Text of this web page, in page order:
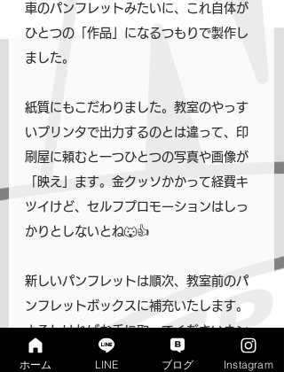
車のパンフレットみたいに、これ自体が
ひとつの「作品」になるつもりで製作し
ました。
紙質にもこだわりました。教室のやっす
いプリンタで出力するのとは違って、印
刷屋に頼むと一つひとつの写真や画像が
「映え」ます。金クッソかかって経費キ
ツイけど、セルフプロモーションはしっ
かりとしないとね🐺👍️
新しいパンフレットは順次、教室前のパ
ンフレットボックスに補充いたします。
よろしければお手に取ってくださいネン
🎵
ホーム LINE ブログ Instagram